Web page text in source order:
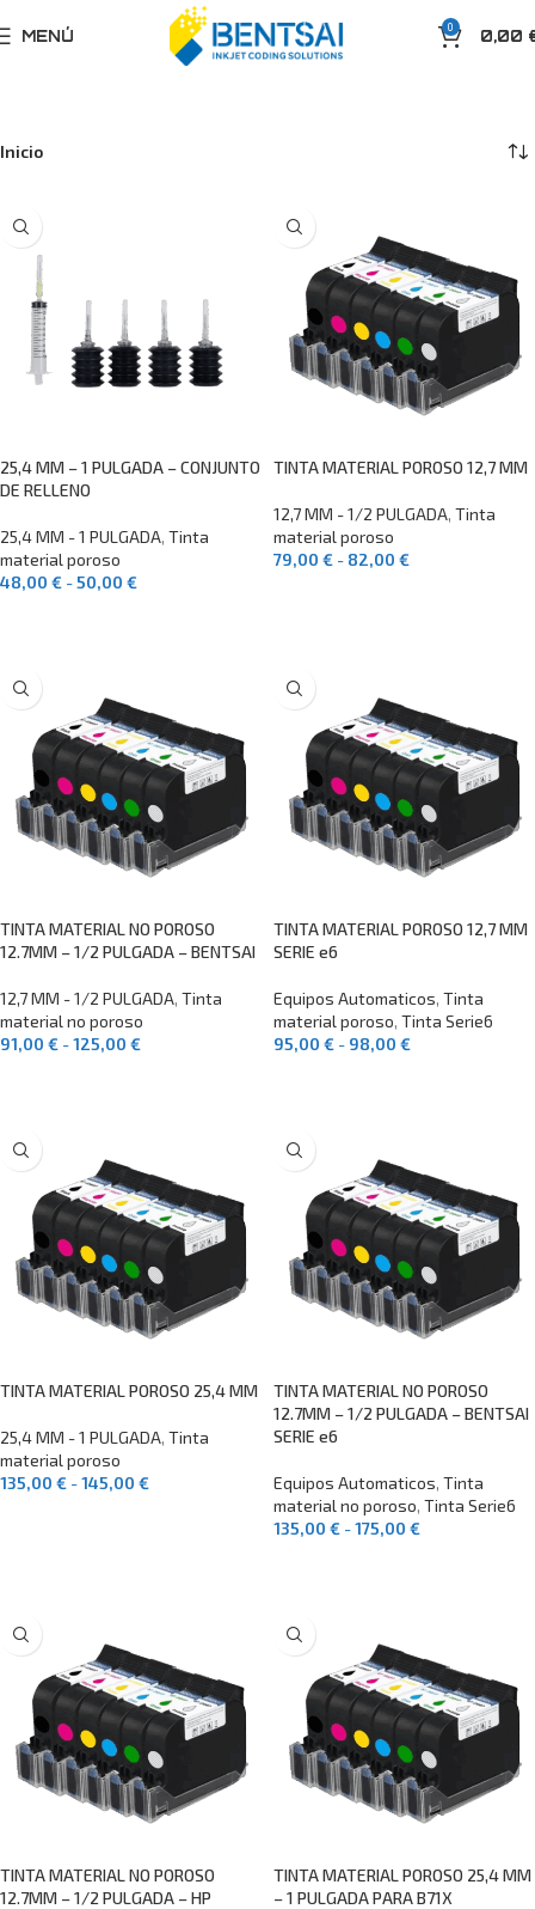
MENÚ 0 0,00
Inicio
25,4 MM – 1 PULGADA – CONJUNTO
DE RELLENO
25,4 MM - 1 PULGADA, Tinta
material poroso
48,00 € -50,00 €
TINTA MATERIAL POROSO 12,7 MM
12,7 MM - 1/2 PULGADA, Tinta
material poroso
79,00 € - 82,00 €
TINTA MATERIAL NO POROSO
12.7MM – 1/2 PULGADA – BENTSAI
12,7 MM - 1/2 PULGADA, Tinta
material no poroso
91,00 € -125,00 €
TINTA MATERIAL POROSO 12,7 MM
SERIE e6
Equipos Automaticos, Tinta
material poroso, Tinta Serie6
95,00 € - 98,00 €
TINTA MATERIAL POROSO 25,4 MM
25,4 MM - 1 PULGADA, Tinta
material poroso
135,00 € -145,00 €
TINTA MATERIAL NO POROSO
12.7MM – 1/2 PULGADA – BENTSAI
SERIE e6
Equipos Automaticos, Tinta
material no poroso, Tinta Serie6
135,00 € -175,00 €
TINTA MATERIAL NO POROSO
12.7MM – 1/2 PULGADA – HP
TINTA MATERIAL POROSO 25,4 MM
– 1 PULGADA PARA B71X